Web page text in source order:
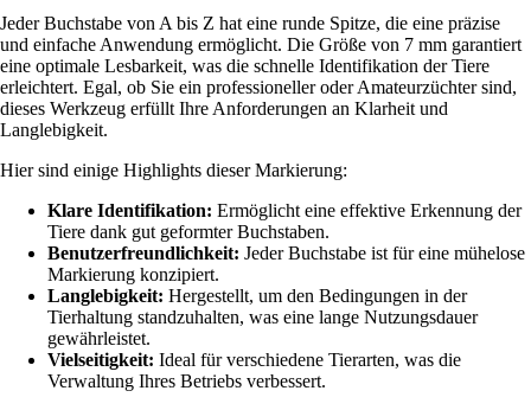
Jeder Buchstabe von A bis Z hat eine runde Spitze, die eine präzise
und einfache Anwendung ermöglicht. Die Größe von 7 mm garantiert
eine optimale Lesbarkeit, was die schnelle Identifikation der Tiere
erleichtert. Egal, ob Sie ein professioneller oder Amateurzüchter sind,
dieses Werkzeug erfüllt Ihre Anforderungen an Klarheit und
Langlebigkeit.
Hier sind einige Highlights dieser Markierung:
Klare Identifikation: Ermöglicht eine effektive Erkennung der
Tiere dank gut geformter Buchstaben.
Benutzerfreundlichkeit: Jeder Buchstabe ist für eine mühelose
Markierung konzipiert.
Langlebigkeit: Hergestellt, um den Bedingungen in der
Tierhaltung standzuhalten, was eine lange Nutzungsdauer
gewährleistet.
Vielseitigkeit: Ideal für verschiedene Tierarten, was die
Verwaltung Ihres Betriebs verbessert.